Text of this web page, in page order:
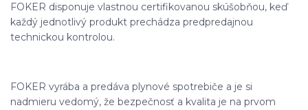
FOKER disponuje vlastnou certifikovanou skúšobňou, keď
každý jednotlivý produkt prechádza predpredajnou
technickou kontrolou.
FOKER vyrába a predáva plynové spotrebiče a je si
nadmieru vedomý, že bezpečnosť a kvalita je na prvom